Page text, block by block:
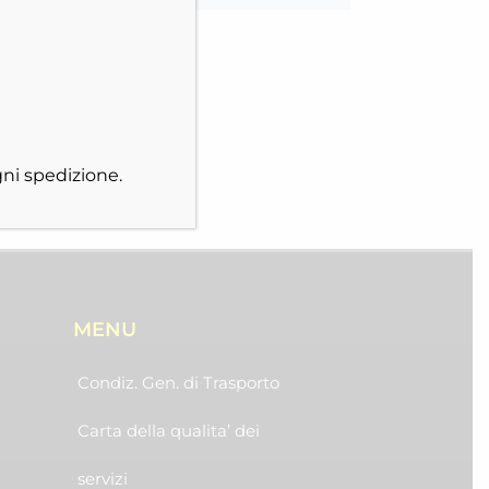
MENU
Condiz. Gen. di Trasporto
Carta della qualita’ dei
servizi
spedizione.